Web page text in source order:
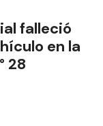
falleció
en la
28